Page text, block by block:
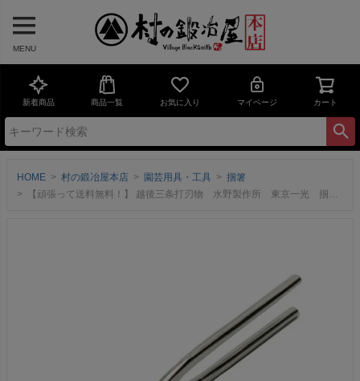
MENU
新着商品 商品一覧 お気に入り マイページ カート
HOME 村の鍛冶屋本店 園芸用具・工具
掴箸
【頑張って送料無料！】 越後三条打刃物 水野製作所 東京一光 掴箸ニッケルクロームメッキ60mm 017-027